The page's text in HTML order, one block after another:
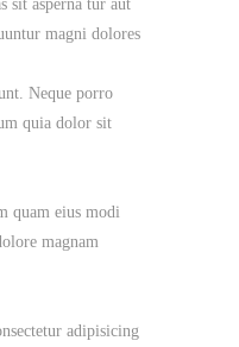
sit asperna tur aut
magni dolores
Neque porro
quia dolor sit
quam eius modi
magnam
adipisicing